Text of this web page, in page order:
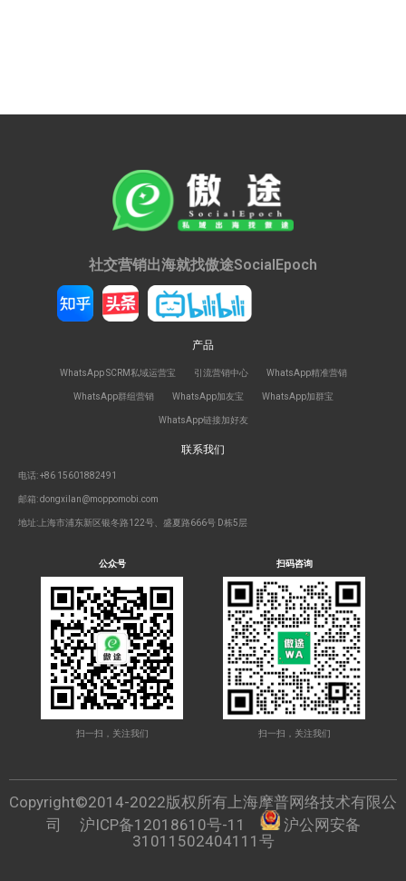
社交营销出海就找傲途SocialEpoch
产品
WhatsApp SCRM私域运营宝 引流营销中心 WhatsApp精准营销
WhatsApp群组营销 WhatsApp加友宝 WhatsApp加群宝
WhatsApp链接加好友
联系我们
电话: +86 15601882491
邮箱: dongxilan@moppomobi.com
地址:上海市浦东新区银冬路122号、盛夏路666号 D栋5层
公众号
扫一扫，关注我们
扫码咨询
扫一扫，关注我们
Copyright©2014-2022版权所有上海摩普网络技术有限公
司
沪ICP备12018610号-11
沪公网安备
31011502404111号